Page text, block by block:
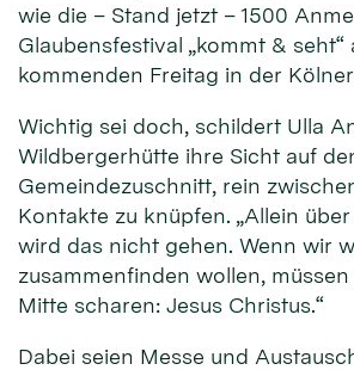
wie die – Stand jetzt – 1500
Glaubensfestival „kommt & seht“
kommenden Freitag in der
Wichtig sei doch, schildert Ulla
Wildbergerhütte ihre Sicht auf
Gemeindezuschnitt, rein
Kontakte zu knüpfen. „Allein
wird das nicht gehen. Wenn wir
zusammenfinden wollen,
Mitte scharen: Jesus Christus.“
Dabei seien Messe und